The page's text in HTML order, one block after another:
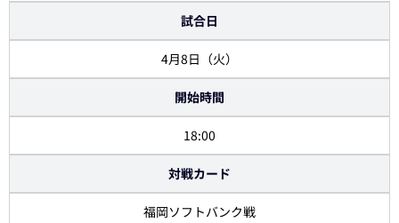
試合日
4月8日（火）
開始時間
18:00
対戦カード
福岡ソフトバンク戦